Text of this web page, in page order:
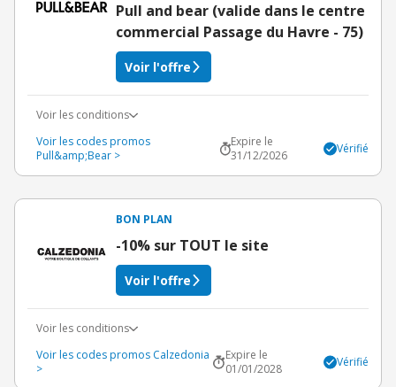
Pull and bear (valide dans le centre
commercial Passage du Havre - 75)
Voir l'offre
Voir les conditions
Voir les codes promos
Pull&amp;Bear >
Expire le
31/12/2026
Vérifié
BON PLAN
-10% sur TOUT le site
Voir l'offre
Voir les conditions
Voir les codes promos Calzedonia
>
Expire le
01/01/2028
Vérifié